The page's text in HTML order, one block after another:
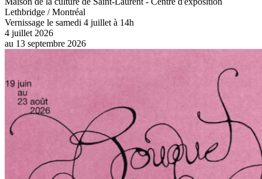
Maison de la culture de Saint-Laurent - Centre d'exposition
Lethbridge / Montréal
Vernissage le samedi 4 juillet à 14h
4 juillet 2026